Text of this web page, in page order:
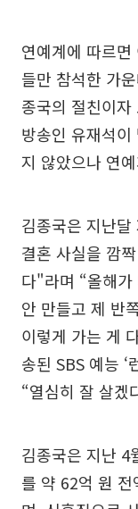
연예계에 따르
들만 참석한 가
종국의 절친이
방송인 유재석
지 않았으나 연
김종국은 지난
결혼 사실을 깜
다"라며 “올해
안 만들고 제 반
이렇게 가는 게
송된 SBS 예능 ‘
“열심히 잘 살겠
김종국은 지난 4
를 약 62억 원